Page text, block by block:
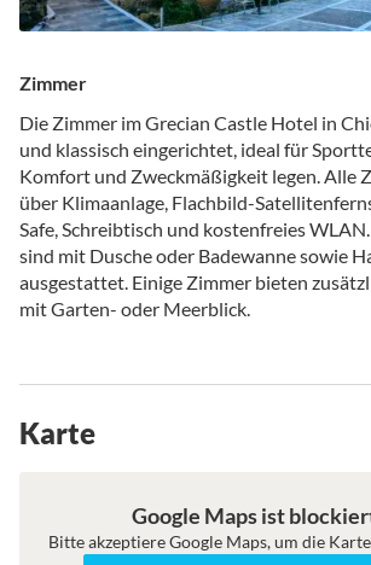
Zimmer
Die Zimmer im Grecian Castle Hotel in
und klassisch eingerichtet, ideal für
Komfort und Zweckmäßigkeit legen. Alle
über Klimaanlage, Flachbild-
Safe, Schreibtisch und kostenfreies WLAN.
sind mit Dusche oder Badewanne sowie
ausgestattet. Einige Zimmer bieten
mit Garten- oder Meerblick.
Karte
Satellit
Google Maps ist
Bitte akzeptiere Google Maps, um die